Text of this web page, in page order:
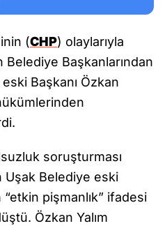
(CHP) olaylarıyla
Başkanlarından
Başkanı Özkan
soruşturması
Uşak Belediye eski
“etkin pişmanlık” ifadesi
Özkan Yalım